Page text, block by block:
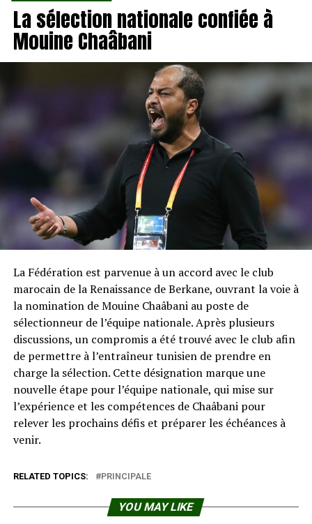
La sélection nationale confiée à
Mouine Chaâbani
La Fédération est parvenue à un accord avec le club
marocain de la Renaissance de Berkane, ouvrant la voie à
la nomination de Mouine Chaâbani au poste de
sélectionneur de l’équipe nationale. Après plusieurs
discussions, un compromis a été trouvé avec le club afin
de permettre à l’entraîneur tunisien de prendre en
charge la sélection. Cette désignation marque une
nouvelle étape pour l’équipe nationale, qui mise sur
l’expérience et les compétences de Chaâbani pour
relever les prochains défis et préparer les échéances à
venir.
RELATED TOPICS: PRINCIPALE
YOU MAY LIKE